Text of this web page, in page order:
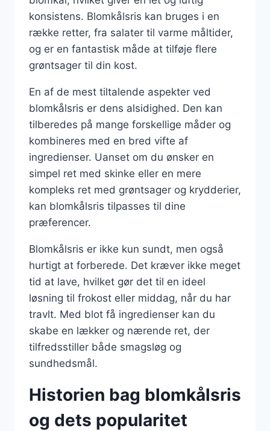
konsistens. Blomkålsris kan bruges i en
række retter, fra salater til varme måltider,
og er en fantastisk måde at tilføje flere
grøntsager til din kost.
En af de mest tiltalende aspekter ved
blomkålsris er dens alsidighed. Den kan
tilberedes på mange forskellige måder og
kombineres med en bred vifte af
ingredienser. Uanset om du ønsker en
simpel ret med skinke eller en mere
kompleks ret med grøntsager og krydderier,
kan blomkålsris tilpasses til dine
præferencer.
Blomkålsris er ikke kun sundt, men også
hurtigt at forberede. Det kræver ikke meget
tid at lave, hvilket gør det til en ideel
løsning til frokost eller middag, når du har
travlt. Med blot få ingredienser kan du
skabe en lækker og nærende ret, der
tilfredsstiller både smagsløg og
sundhedsmål.
Historien bag blomkålsris
og dets popularitet